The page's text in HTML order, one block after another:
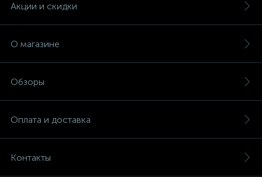
Акции и скидки
О магазине
Обзоры
Оплата и доставка
Контакты